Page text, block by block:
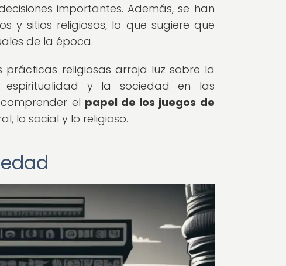
importantes. Además, se han
y sitios religiosos, lo que sugiere que
de la época.
religiosas arroja luz sobre la
espiritualidad y la sociedad en las
el papel de los juegos de
lo social y lo religioso.